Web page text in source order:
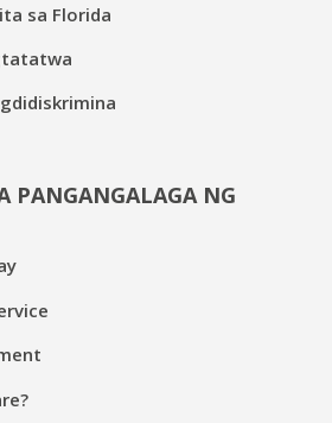
sa Florida
PANGANGALAGA NG